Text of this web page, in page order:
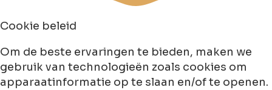
Cookie beleid
Om de beste ervaringen te bieden, maken we
gebruik van technologieën zoals cookies om
apparaatinformatie op te slaan en/of te openen.